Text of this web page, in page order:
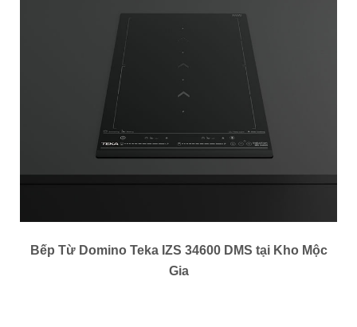
Bếp Từ Domino Teka IZS 34600 DMS tại Kho Mộc
Gia